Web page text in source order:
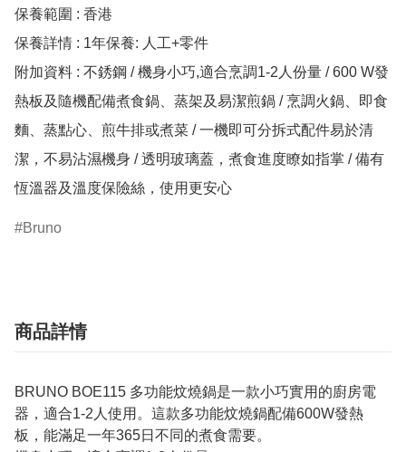
保養範圍 : 香港
保養詳情 : 1年保養: 人工+零件
附加資料 : 不銹鋼 / 機身小巧,適合烹調1-2人份量 / 600 W發
熱板及隨機配備煮食鍋、蒸架及易潔煎鍋 / 烹調火鍋、即食
麵、蒸點心、煎牛排或煮菜 / 一機即可分拆式配件易於清
潔，不易沾濕機身 / 透明玻璃蓋，煮食進度瞭如指掌 / 備有
恆溫器及溫度保險絲，使用更安心
Bruno
商品詳情
BRUNO BOE115 多功能炆燒鍋是一款小巧實用的廚房電
器，適合1-2人使用。這款多功能炆燒鍋配備600W發熱
板，能滿足一年365日不同的煮食需要。